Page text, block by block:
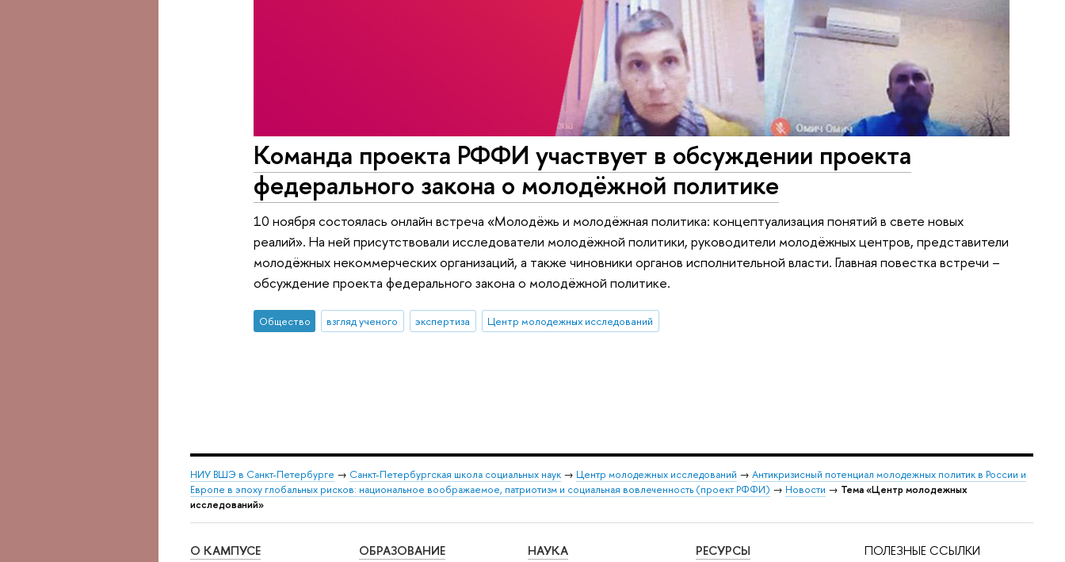
Команда проекта РФФИ участвует в обсуждении проекта
федерального закона о молодёжной политике
10 ноября состоялась онлайн встреча «Молодёжь и молодёжная политика: концептуализация понятий в свете новых
реалий». На ней присутствовали исследователи молодёжной политики, руководители молодёжных центров, представители
молодёжных некоммерческих организаций, а также чиновники органов исполнительной власти. Главная повестка встречи –
обсуждение проекта федерального закона о молодёжной политике.
Общество взгляд ученого экспертиза Центр молодежных исследований
НИУ ВШЭ в Санкт-Петербурге → Санкт-Петербургская школа социальных наук → Центр молодежных исследований → Антикризисный потенциал молодежных политик в России и
Европе в эпоху глобальных рисков: национальное воображаемое, патриотизм и социальная вовлеченность (проект РФФИ) → Новости → Тема «Центр молодежных
исследований»
О КАМПУСЕ ОБРАЗОВАНИЕ НАУКА РЕСУРСЫ ПОЛЕЗНЫЕ ССЫЛКИ